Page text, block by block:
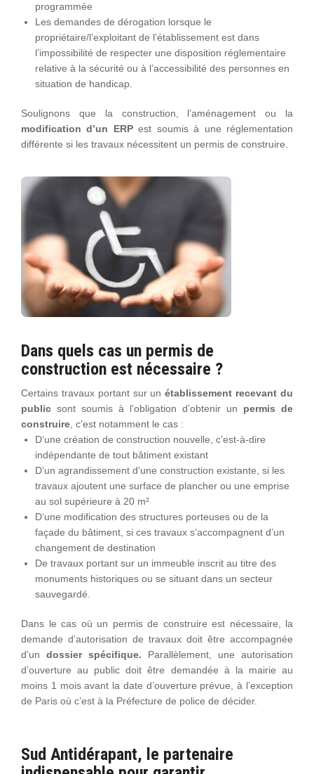
programmée
Les demandes de dérogation lorsque le
propriétaire/l’exploitant de l’établissement est dans
l’impossibilité de respecter une disposition réglementaire
relative à la sécurité ou à l’accessibilité des personnes en
situation de handicap.
Soulignons que la construction, l’aménagement ou la
modification d’un ERPest soumis à une réglementation
différente si les travaux nécessitent un permis de construire.
Dans quels cas un permis de
construction est nécessaire ?
Certains travaux portant sur unétablissement recevant du
public sont soumis à l’obligation d’obtenir un permis de
construire , c’est notamment le cas :
D’une création de construction nouvelle, c’est-à-dire
indépendante de tout bâtiment existant
D’un agrandissement d’une construction existante, si les
travaux ajoutent une surface de plancher ou une emprise
au sol supérieure à 20 m²
D’une modification des structures porteuses ou de la
façade du bâtiment, si ces travaux s’accompagnent d’un
changement de destination
De travaux portant sur un immeuble inscrit au titre des
monuments historiques ou se situant dans un secteur
sauvegardé.
Dans le cas où un permis de construire est nécessaire, la
demande d’autorisation de travaux doit être accompagnée
d’un dossier spécifique. Parallèlement, une autorisation
d’ouverture au public doit être demandée à la mairie au
moins 1 mois avant la date d’ouverture prévue, à l’exception
de Paris où c’est à la Préfecture de police de décider.
Sud Antidérapant, le partenaire